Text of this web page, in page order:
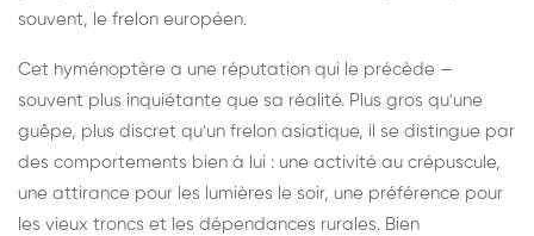
souvent, le frelon européen.
Cet hyménoptère a une réputation qui le précède —
souvent plus inquiétante que sa réalité. Plus gros qu'une
guêpe, plus discret qu'un frelon asiatique, il se distingue par
des comportements bien à lui : une activité au crépuscule,
une attirance pour les lumières le soir, une préférence pour
les vieux troncs et les dépendances rurales. Bien